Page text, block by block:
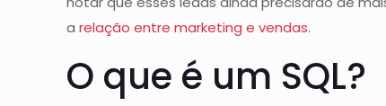
arelação entre marketing e vendas.
O que é um SQL?